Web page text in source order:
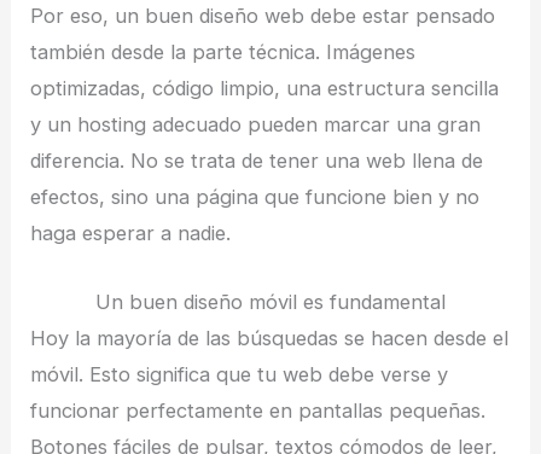
Por eso, un buen diseño web debe estar pensado
también desde la parte técnica. Imágenes
optimizadas, código limpio, una estructura sencilla
y un hosting adecuado pueden marcar una gran
diferencia. No se trata de tener una web llena de
efectos, sino una página que funcione bien y no
haga esperar a nadie.
Un buen diseño móvil es fundamental
Hoy la mayoría de las búsquedas se hacen desde el
móvil. Esto significa que tu web debe verse y
funcionar perfectamente en pantallas pequeñas.
Botones fáciles de pulsar, textos cómodos de leer,